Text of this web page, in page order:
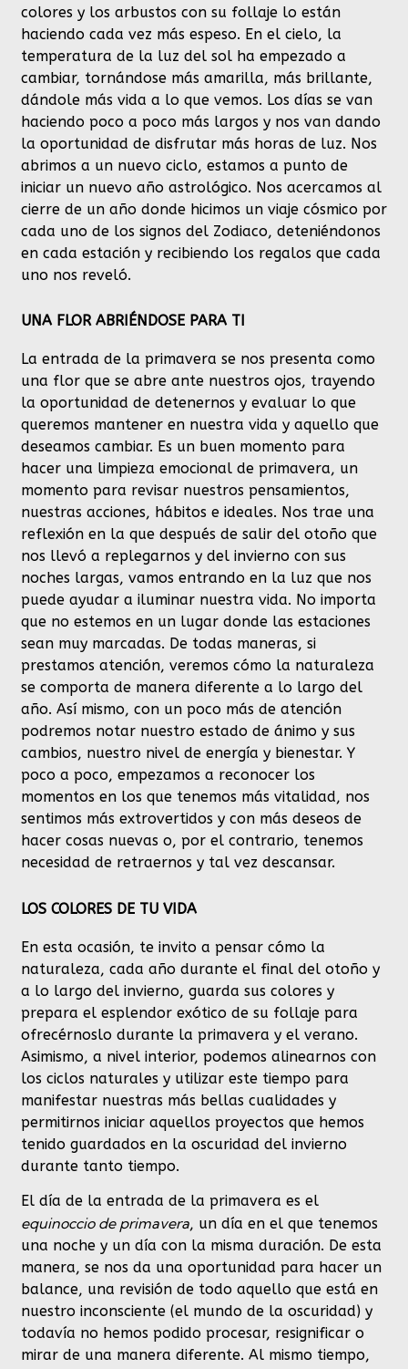
colores y los arbustos con su follaje lo están
haciendo cada vez más espeso. En el cielo, la
temperatura de la luz del sol ha empezado a
cambiar, tornándose más amarilla, más brillante,
dándole más vida a lo que vemos. Los días se van
haciendo poco a poco más largos y nos van dando
la oportunidad de disfrutar más horas de luz. Nos
abrimos a un nuevo ciclo, estamos a punto de
iniciar un nuevo año astrológico. Nos acercamos al
cierre de un año donde hicimos un viaje cósmico por
cada uno de los signos del Zodiaco, deteniéndonos
en cada estación y recibiendo los regalos que cada
uno nos reveló.
UNA FLOR ABRIÉNDOSE PARA TI
La entrada de la primavera se nos presenta como
una flor que se abre ante nuestros ojos, trayendo
la oportunidad de detenernos y evaluar lo que
queremos mantener en nuestra vida y aquello que
deseamos cambiar. Es un buen momento para
hacer una limpieza emocional de primavera, un
momento para revisar nuestros pensamientos,
nuestras acciones, hábitos e ideales. Nos trae una
reflexión en la que después de salir del otoño que
nos llevó a replegarnos y del invierno con sus
noches largas, vamos entrando en la luz que nos
puede ayudar a iluminar nuestra vida. No importa
que no estemos en un lugar donde las estaciones
sean muy marcadas. De todas maneras, si
prestamos atención, veremos cómo la naturaleza
se comporta de manera diferente a lo largo del
año. Así mismo, con un poco más de atención
podremos notar nuestro estado de ánimo y sus
cambios, nuestro nivel de energía y bienestar. Y
poco a poco, empezamos a reconocer los
momentos en los que tenemos más vitalidad, nos
sentimos más extrovertidos y con más deseos de
hacer cosas nuevas o, por el contrario, tenemos
necesidad de retraernos y tal vez descansar.
LOS COLORES DE TU VIDA
En esta ocasión, te invito a pensar cómo la
naturaleza, cada año durante el final del otoño y
a lo largo del invierno, guarda sus colores y
prepara el esplendor exótico de su follaje para
ofrecérnoslo durante la primavera y el verano.
Asimismo, a nivel interior, podemos alinearnos con
los ciclos naturales y utilizar este tiempo para
manifestar nuestras más bellas cualidades y
permitirnos iniciar aquellos proyectos que hemos
tenido guardados en la oscuridad del invierno
durante tanto tiempo.
El día de la entrada de la primavera es el
equinoccio de primavera, un día en el que tenemos
una noche y un día con la misma duración. De esta
manera, se nos da una oportunidad para hacer un
balance, una revisión de todo aquello que está en
nuestro inconsciente (el mundo de la oscuridad) y
todavía no hemos podido procesar, resignificar o
mirar de una manera diferente. Al mismo tiempo,